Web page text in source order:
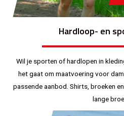
Hardloop- en
Wil je sporten of hardlopen in
het gaat om maatvoering voor
passende aanbod. Shirts, broeken
lange